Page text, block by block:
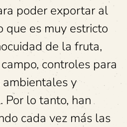
poder exportar al
que es muy estricto
de la fruta,
controles para
y
Por lo tanto, han
cada vez más las